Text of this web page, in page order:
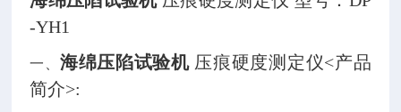
-YH1
一、 海绵压陷试验机 压痕硬度测定仪<产品
简介>: